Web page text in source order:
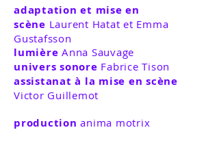
adaptation et mise en
scène Laurent Hatat et Emma
Gustafsson
lumière Anna Sauvage
univers sonore Fabrice Tison
assistanat à la mise en scène
Victor Guillemot
production anima motrix